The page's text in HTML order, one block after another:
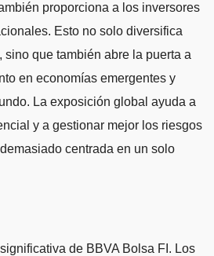
proporciona a los inversores
Esto no solo diversifica
que también abre la puerta a
en economías emergentes y
La exposición global ayuda a
y a gestionar mejor los riesgos
centrada en un solo
de BBVA Bolsa FI. Los